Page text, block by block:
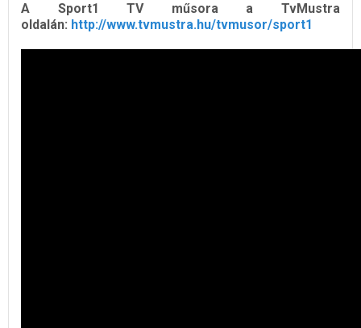
A Sport1 TV műsora a TvMustra
oldalán: http://www.tvmustra.hu/tvmusor/sport1